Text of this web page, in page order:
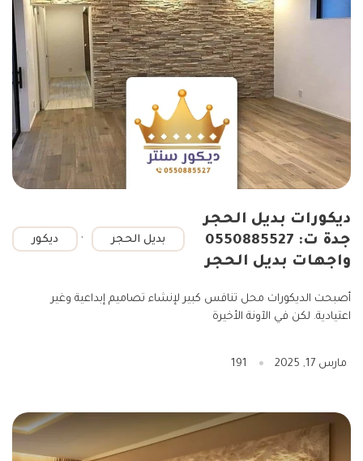
بديل الحجر , ديكور
ديكورات بديل الحجر
جدة ت: 0550885527
واجهات بديل الحجر
أصبحت الديكورات محل تنافس كبير لإنشاء تصاميم إبداعية وغير
اعتيادية. لكن في الآونة الأخيرة
مارس 17, 2025 191